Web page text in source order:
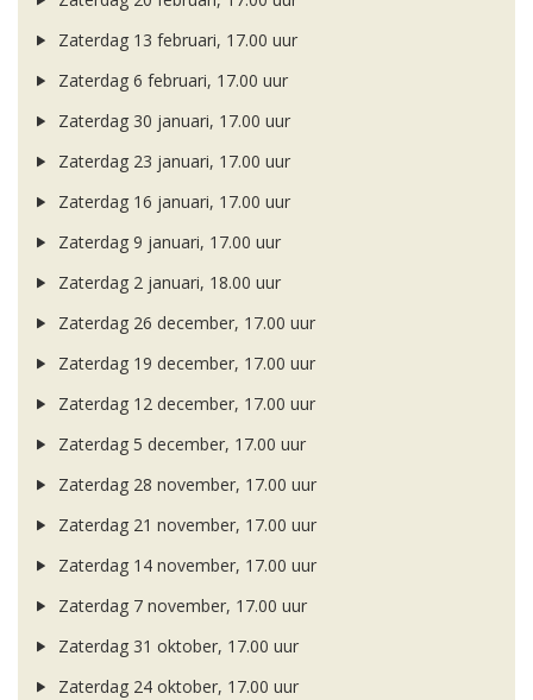
Zaterdag 13 februari, 17.00 uur
Zaterdag 6 februari, 17.00 uur
Zaterdag 30 januari, 17.00 uur
Zaterdag 23 januari, 17.00 uur
Zaterdag 16 januari, 17.00 uur
Zaterdag 9 januari, 17.00 uur
Zaterdag 2 januari, 18.00 uur
Zaterdag 26 december, 17.00 uur
Zaterdag 19 december, 17.00 uur
Zaterdag 12 december, 17.00 uur
Zaterdag 5 december, 17.00 uur
Zaterdag 28 november, 17.00 uur
Zaterdag 21 november, 17.00 uur
Zaterdag 14 november, 17.00 uur
Zaterdag 7 november, 17.00 uur
Zaterdag 31 oktober, 17.00 uur
Zaterdag 24 oktober, 17.00 uur